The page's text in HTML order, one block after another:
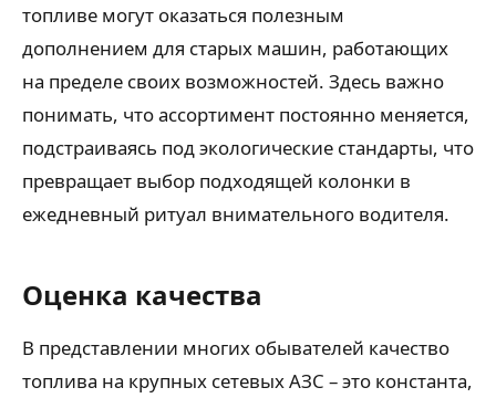
топливе могут оказаться полезным
дополнением для старых машин, работающих
на пределе своих возможностей. Здесь важно
понимать, что ассортимент постоянно меняется,
подстраиваясь под экологические стандарты, что
превращает выбор подходящей колонки в
ежедневный ритуал внимательного водителя.
Оценка качества
В представлении многих обывателей качество
топлива на крупных сетевых АЗС – это константа,